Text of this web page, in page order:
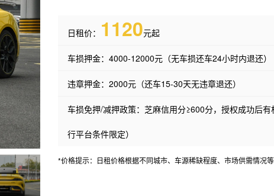
日租价： 1120元起
车损押金：4000-12000元（无车损还车24小时内退还）
违章押金：2000元（还车15-30天无违章退还）
车损免押/减押政策：芝麻信用分≥600分，授权成功后
行平台条件限定）
*价格提示：日租价格根据不同城市、车源稀缺程度、市场供需情况